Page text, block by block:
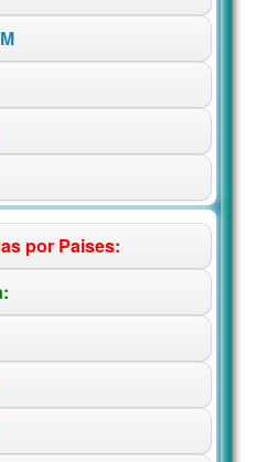
por Paises: